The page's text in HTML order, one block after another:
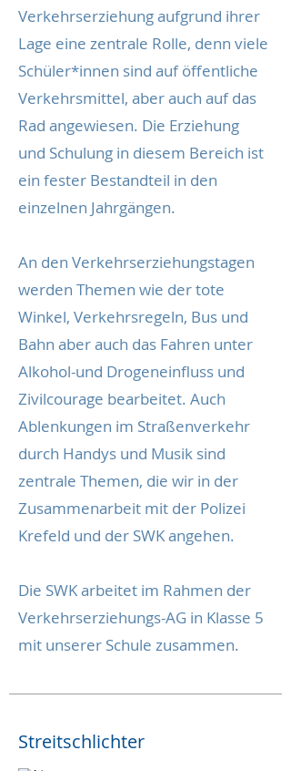
Verkehrserziehung aufgrund ihrer
Lage eine zentrale Rolle, denn viele
Schüler*innen sind auf öffentliche
Verkehrsmittel, aber auch auf das
Rad angewiesen. Die Erziehung
und Schulung in diesem Bereich ist
ein fester Bestandteil in den
einzelnen Jahrgängen.
An den Verkehrserziehungstagen
werden Themen wie der tote
Winkel, Verkehrsregeln, Bus und
Bahn aber auch das Fahren unter
Alkohol-und Drogeneinfluss und
Zivilcourage bearbeitet. Auch
Ablenkungen im Straßenverkehr
durch Handys und Musik sind
zentrale Themen, die wir in der
Zusammenarbeit mit der Polizei
Krefeld und der SWK angehen.
Die SWK arbeitet im Rahmen der
Verkehrserziehungs-AG in Klasse 5
mit unserer Schule zusammen.
Streitschlichter